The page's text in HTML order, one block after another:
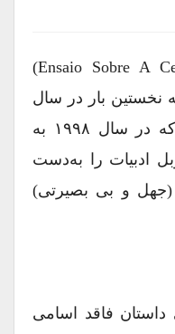
به پرتغالی (Ensaio Sobre A Cegueira)
بار در سال
۱۹۹۵ منتشر شد. ساراماگو که در سال ۱۹۹۸ به
ادبیات را به‌دست
و بی بصیرتی)
فاقد اسامی